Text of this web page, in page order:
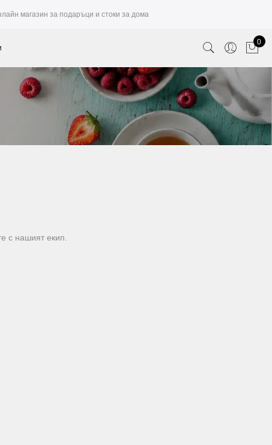
магазин за подаръци и стоки за дома
0
с нашият екип.